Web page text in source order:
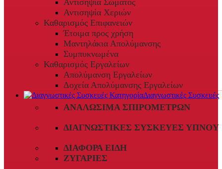
Αντισηψία Σώματος
Αντισηψία Χεριών
Καθαρισμός Επιφανειών
Έτοιμα προς χρήση
Μαντηλάκια Απολύμανσης
Συμπυκνωμένα
Καθαρισμός Εργαλείων
Απολύμανση Εργαλείων
Δοχεία Απολύμανσης Εργαλείων
Διαγνωστικές Συσκευές
ΑΝΑΛΏΣΙΜΑ ΣΠΙΡΟΜΈΤΡΩΝ
ΔΙΑΓΝΩΣΤΙΚΈΣ ΣΥΣΚΕΥΈΣ ΎΠΝΟΥ
ΔΙΆΦΟΡΑ ΕΊΔΗ
ΖΥΓΑΡΙΈΣ